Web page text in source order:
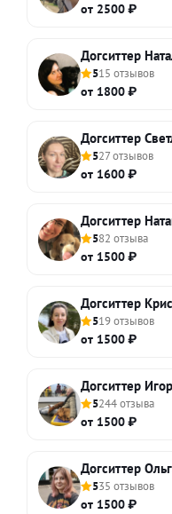
от 2500 ₽
Догситтер
515 отзывов
от 1800 ₽
Догситтер
527 отзывов
от 1600 ₽
Догситтер
582 отзыва
от 1500 ₽
Догситтер
519 отзывов
от 1500 ₽
Догситтер
5244 отзыва
от 1500 ₽
Догситтер
535 отзывов
от 1500 ₽